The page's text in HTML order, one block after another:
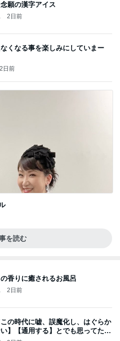
願の漢字アイス
2日前
くなる事を楽しみにしていまー
2日前
を読む
香りに癒されるお風呂
2日前
の時代に嘘、誤魔化し、はぐらか
】【通用する】とでも思ってたん